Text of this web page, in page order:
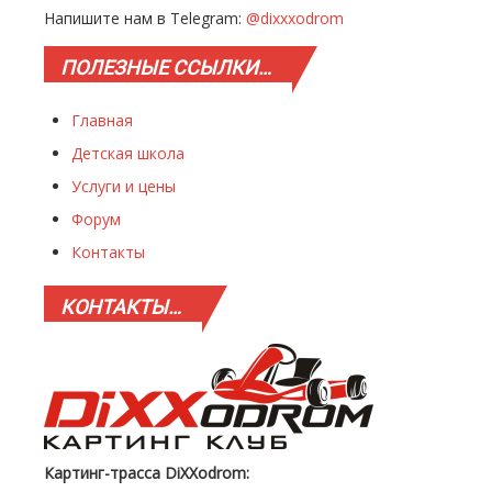
Напишите нам в Telegram: @dixxxodrom
ПОЛЕЗНЫЕССЫЛКИ…
Главная
Детская школа
Услуги и цены
Форум
Контакты
КОНТАКТЫ…
Картинг-трасса DiXXodrom: